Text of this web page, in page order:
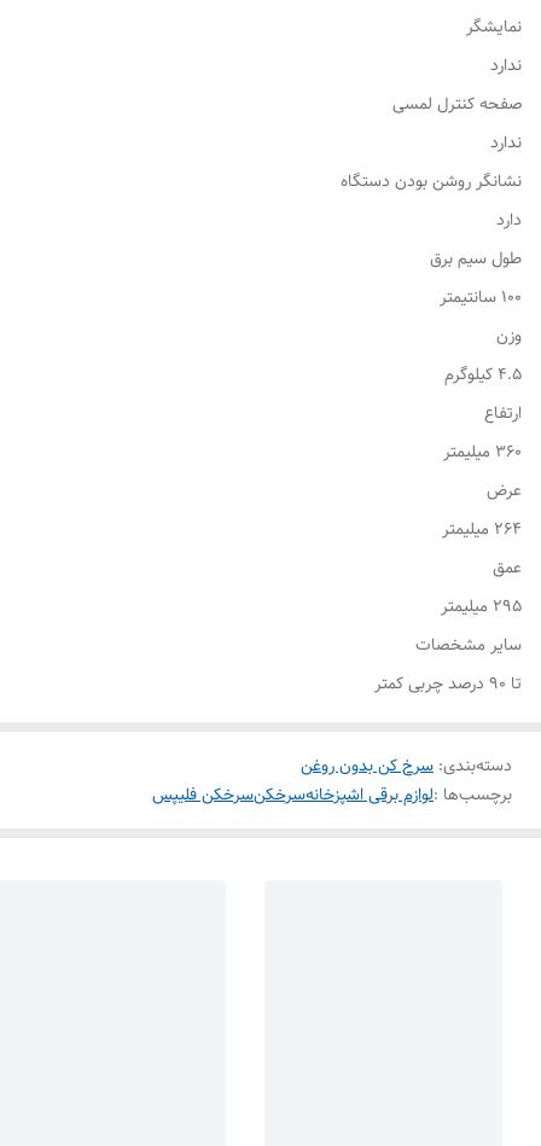
نمایشگر
ندارد
صفحه کنترل لمسی
ندارد
نشانگر روشن بودن دستگاه
دارد
طول سیم برق
100 سانتیمتر
وزن
4.5 کیلوگرم
ارتفاع
360 میلیمتر
عرض
264 میلیمتر
عمق
295 میلیمتر
سایر مشخصات
تا 90 درصد چربی کمتر
دسته‌بندی: سرخ کن بدون روغن
برچسب‌ها :لوازم برقی اشپزخانهسرخکنسرخکن فلیپس